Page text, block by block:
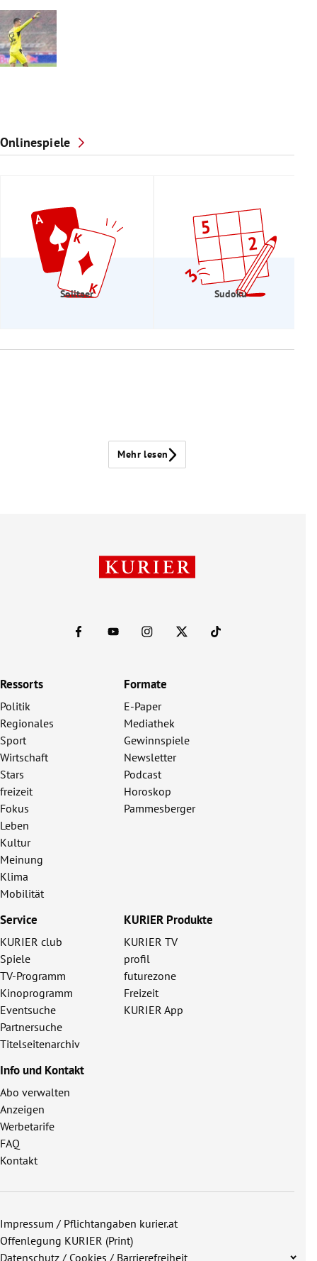
Onlinespiele
Solitaer Sudoku
Mehr lesen
Ressorts
Politik
Regionales
Sport
Wirtschaft
Stars
freizeit
Fokus
Leben
Kultur
Meinung
Klima
Mobilität
Formate
E-Paper
Mediathek
Gewinnspiele
Newsletter
Podcast
Horoskop
Pammesberger
Service
KURIER club
Spiele
TV-Programm
Kinoprogramm
Eventsuche
Partnersuche
Titelseitenarchiv
KURIER Produkte
KURIER TV
profil
futurezone
Freizeit
KURIER App
Info und Kontakt
Abo verwalten
Anzeigen
Werbetarife
FAQ
Kontakt
Impressum / Pflichtangaben kurier.at
Offenlegung KURIER (Print)
Datenschutz / Cookies / Barrierefreiheit